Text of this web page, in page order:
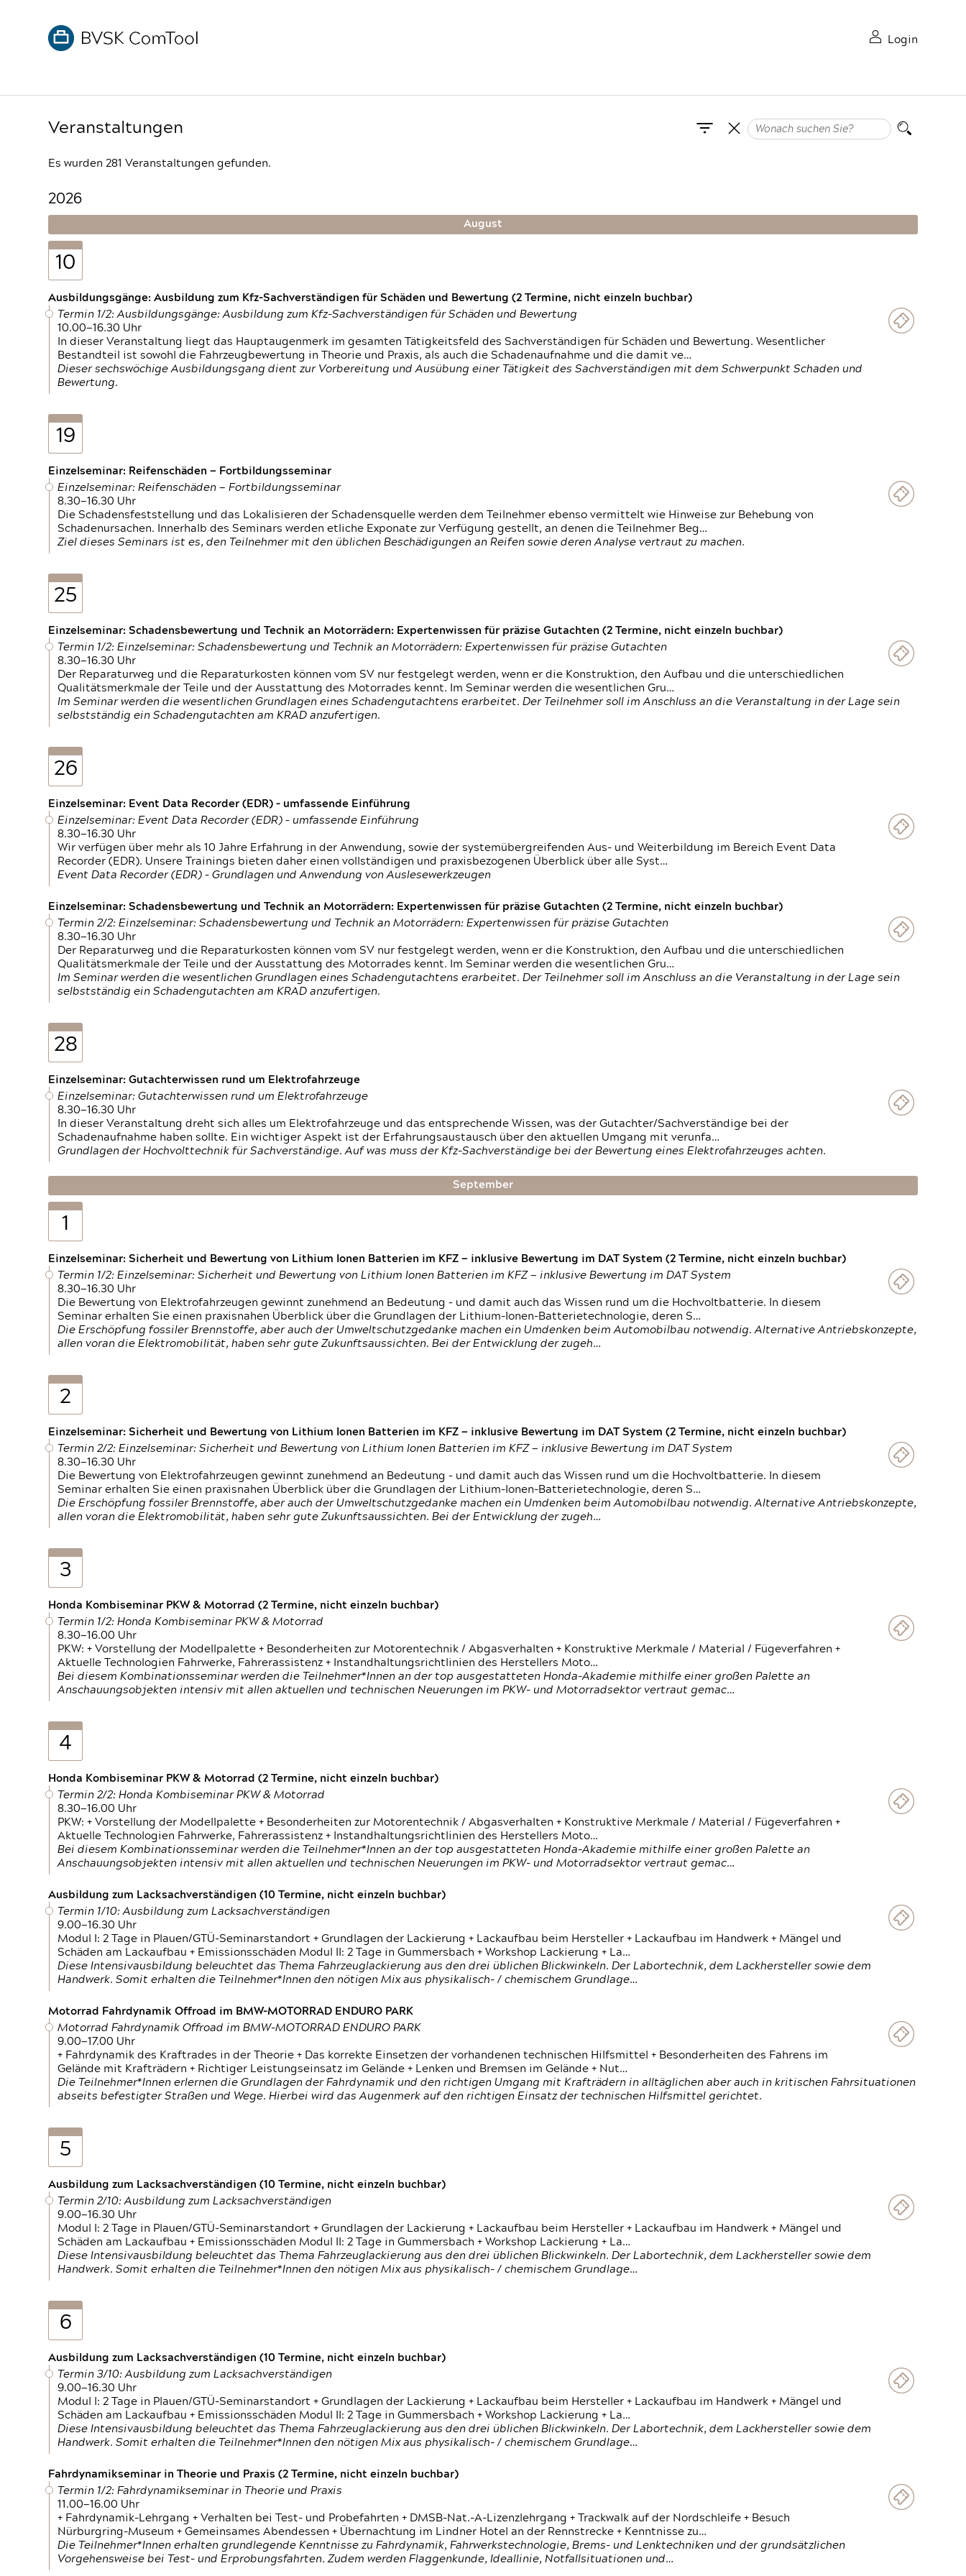
Login
Veranstaltungen
Es wurden 281 Veranstaltungen gefunden.
2026
August
10
Ausbildungsgänge: Ausbildung zum Kfz-Sachverständigen für Schäden und Bewertung (2 Termine, nicht einzeln buchbar)
Termin 1/2: Ausbildungsgänge: Ausbildung zum Kfz-Sachverständigen für Schäden und Bewertung
10.00—16.30 Uhr
In dieser Veranstaltung liegt das Hauptaugenmerk im gesamten Tätigkeitsfeld des Sachverständigen für Schäden und Bewertung. Wesentlicher
Bestandteil ist sowohl die Fahrzeugbewertung in Theorie und Praxis, als auch die Schadenaufnahme und die damit ve…
Dieser sechswöchige Ausbildungsgang dient zur Vorbereitung und Ausübung einer Tätigkeit des Sachverständigen mit dem Schwerpunkt Schaden und
Bewertung.
19
Einzelseminar: Reifenschäden — Fortbildungsseminar
Einzelseminar: Reifenschäden — Fortbildungsseminar
8.30—16.30 Uhr
Die Schadensfeststellung und das Lokalisieren der Schadensquelle werden dem Teilnehmer ebenso vermittelt wie Hinweise zur Behebung von
Schadenursachen. Innerhalb des Seminars werden etliche Exponate zur Verfügung gestellt, an denen die Teilnehmer Beg…
Ziel dieses Seminars ist es, den Teilnehmer mit den üblichen Beschädigungen an Reifen sowie deren Analyse vertraut zu machen.
25
Einzelseminar: Schadensbewertung und Technik an Motorrädern: Expertenwissen für präzise Gutachten (2 Termine, nicht einzeln buchbar)
Termin 1/2: Einzelseminar: Schadensbewertung und Technik an Motorrädern: Expertenwissen für präzise Gutachten
8.30—16.30 Uhr
Der Reparaturweg und die Reparaturkosten können vom SV nur festgelegt werden, wenn er die Konstruktion, den Aufbau und die unterschiedlichen
Qualitätsmerkmale der Teile und der Ausstattung des Motorrades kennt. Im Seminar werden die wesentlichen Gru…
Im Seminar werden die wesentlichen Grundlagen eines Schadengutachtens erarbeitet. Der Teilnehmer soll im Anschluss an die Veranstaltung in der Lage sein
selbstständig ein Schadengutachten am KRAD anzufertigen.
26
Einzelseminar: Event Data Recorder (EDR) – umfassende Einführung
Einzelseminar: Event Data Recorder (EDR) – umfassende Einführung
8.30—16.30 Uhr
Wir verfügen über mehr als 10 Jahre Erfahrung in der Anwendung, sowie der systemübergreifenden Aus- und Weiterbildung im Bereich Event Data
Recorder (EDR). Unsere Trainings bieten daher einen vollständigen und praxisbezogenen Überblick über alle Syst…
Event Data Recorder (EDR) – Grundlagen und Anwendung von Auslesewerkzeugen
Einzelseminar: Schadensbewertung und Technik an Motorrädern: Expertenwissen für präzise Gutachten (2 Termine, nicht einzeln buchbar)
Termin 2/2: Einzelseminar: Schadensbewertung und Technik an Motorrädern: Expertenwissen für präzise Gutachten
8.30—16.30 Uhr
Der Reparaturweg und die Reparaturkosten können vom SV nur festgelegt werden, wenn er die Konstruktion, den Aufbau und die unterschiedlichen
Qualitätsmerkmale der Teile und der Ausstattung des Motorrades kennt. Im Seminar werden die wesentlichen Gru…
Im Seminar werden die wesentlichen Grundlagen eines Schadengutachtens erarbeitet. Der Teilnehmer soll im Anschluss an die Veranstaltung in der Lage sein
selbstständig ein Schadengutachten am KRAD anzufertigen.
28
Einzelseminar: Gutachterwissen rund um Elektrofahrzeuge
Einzelseminar: Gutachterwissen rund um Elektrofahrzeuge
8.30—16.30 Uhr
In dieser Veranstaltung dreht sich alles um Elektrofahrzeuge und das entsprechende Wissen, was der Gutachter/Sachverständige bei der
Schadenaufnahme haben sollte. Ein wichtiger Aspekt ist der Erfahrungsaustausch über den aktuellen Umgang mit verunfa…
Grundlagen der Hochvolttechnik für Sachverständige. Auf was muss der Kfz-Sachverständige bei der Bewertung eines Elektrofahrzeuges achten.
September
1
Einzelseminar: Sicherheit und Bewertung von Lithium Ionen Batterien im KFZ — inklusive Bewertung im DAT System (2 Termine, nicht einzeln buchbar)
Termin 1/2: Einzelseminar: Sicherheit und Bewertung von Lithium Ionen Batterien im KFZ — inklusive Bewertung im DAT System
8.30—16.30 Uhr
Die Bewertung von Elektrofahrzeugen gewinnt zunehmend an Bedeutung – und damit auch das Wissen rund um die Hochvoltbatterie. In diesem
Seminar erhalten Sie einen praxisnahen Überblick über die Grundlagen der Lithium-Ionen-Batterietechnologie, deren S…
Die Erschöpfung fossiler Brennstoffe, aber auch der Umweltschutzgedanke machen ein Umdenken beim Automobilbau notwendig. Alternative Antriebskonzepte,
allen voran die Elektromobilität, haben sehr gute Zukunftsaussichten. Bei der Entwicklung der zugeh…
2
Einzelseminar: Sicherheit und Bewertung von Lithium Ionen Batterien im KFZ — inklusive Bewertung im DAT System (2 Termine, nicht einzeln buchbar)
Termin 2/2: Einzelseminar: Sicherheit und Bewertung von Lithium Ionen Batterien im KFZ — inklusive Bewertung im DAT System
8.30—16.30 Uhr
Die Bewertung von Elektrofahrzeugen gewinnt zunehmend an Bedeutung – und damit auch das Wissen rund um die Hochvoltbatterie. In diesem
Seminar erhalten Sie einen praxisnahen Überblick über die Grundlagen der Lithium-Ionen-Batterietechnologie, deren S…
Die Erschöpfung fossiler Brennstoffe, aber auch der Umweltschutzgedanke machen ein Umdenken beim Automobilbau notwendig. Alternative Antriebskonzepte,
allen voran die Elektromobilität, haben sehr gute Zukunftsaussichten. Bei der Entwicklung der zugeh…
3
Honda Kombiseminar PKW & Motorrad (2 Termine, nicht einzeln buchbar)
Termin 1/2: Honda Kombiseminar PKW & Motorrad
8.30—16.00 Uhr
PKW: + Vorstellung der Modellpalette + Besonderheiten zur Motorentechnik / Abgasverhalten + Konstruktive Merkmale / Material / Fügeverfahren +
Aktuelle Technologien Fahrwerke, Fahrerassistenz + Instandhaltungsrichtlinien des Herstellers Moto…
Bei diesem Kombinationsseminar werden die Teilnehmer*Innen an der top ausgestatteten Honda-Akademie mithilfe einer großen Palette an
Anschauungsobjekten intensiv mit allen aktuellen und technischen Neuerungen im PKW- und Motorradsektor vertraut gemac…
4
Honda Kombiseminar PKW & Motorrad (2 Termine, nicht einzeln buchbar)
Termin 2/2: Honda Kombiseminar PKW & Motorrad
8.30—16.00 Uhr
PKW: + Vorstellung der Modellpalette + Besonderheiten zur Motorentechnik / Abgasverhalten + Konstruktive Merkmale / Material / Fügeverfahren +
Aktuelle Technologien Fahrwerke, Fahrerassistenz + Instandhaltungsrichtlinien des Herstellers Moto…
Bei diesem Kombinationsseminar werden die Teilnehmer*Innen an der top ausgestatteten Honda-Akademie mithilfe einer großen Palette an
Anschauungsobjekten intensiv mit allen aktuellen und technischen Neuerungen im PKW- und Motorradsektor vertraut gemac…
Ausbildung zum Lacksachverständigen (10 Termine, nicht einzeln buchbar)
Termin 1/10: Ausbildung zum Lacksachverständigen
9.00—16.30 Uhr
Modul I: 2 Tage in Plauen/GTÜ-Seminarstandort + Grundlagen der Lackierung + Lackaufbau beim Hersteller + Lackaufbau im Handwerk + Mängel und
Schäden am Lackaufbau + Emissionsschäden Modul II: 2 Tage in Gummersbach + Workshop Lackierung + La…
Diese Intensivausbildung beleuchtet das Thema Fahrzeuglackierung aus den drei üblichen Blickwinkeln. Der Labortechnik, dem Lackhersteller sowie dem
Handwerk. Somit erhalten die Teilnehmer*Innen den nötigen Mix aus physikalisch- / chemischem Grundlage…
Motorrad Fahrdynamik Offroad im BMW-MOTORRAD ENDURO PARK
Motorrad Fahrdynamik Offroad im BMW-MOTORRAD ENDURO PARK
9.00—17.00 Uhr
+ Fahrdynamik des Kraftrades in der Theorie + Das korrekte Einsetzen der vorhandenen technischen Hilfsmittel + Besonderheiten des Fahrens im
Gelände mit Krafträdern + Richtiger Leistungseinsatz im Gelände + Lenken und Bremsen im Gelände + Nut…
Die Teilnehmer*Innen erlernen die Grundlagen der Fahrdynamik und den richtigen Umgang mit Krafträdern in alltäglichen aber auch in kritischen Fahrsituationen
abseits befestigter Straßen und Wege. Hierbei wird das Augenmerk auf den richtigen Einsatz der technischen Hilfsmittel gerichtet.
5
Ausbildung zum Lacksachverständigen (10 Termine, nicht einzeln buchbar)
Termin 2/10: Ausbildung zum Lacksachverständigen
9.00—16.30 Uhr
Modul I: 2 Tage in Plauen/GTÜ-Seminarstandort + Grundlagen der Lackierung + Lackaufbau beim Hersteller + Lackaufbau im Handwerk + Mängel und
Schäden am Lackaufbau + Emissionsschäden Modul II: 2 Tage in Gummersbach + Workshop Lackierung + La…
Diese Intensivausbildung beleuchtet das Thema Fahrzeuglackierung aus den drei üblichen Blickwinkeln. Der Labortechnik, dem Lackhersteller sowie dem
Handwerk. Somit erhalten die Teilnehmer*Innen den nötigen Mix aus physikalisch- / chemischem Grundlage…
6
Ausbildung zum Lacksachverständigen (10 Termine, nicht einzeln buchbar)
Termin 3/10: Ausbildung zum Lacksachverständigen
9.00—16.30 Uhr
Modul I: 2 Tage in Plauen/GTÜ-Seminarstandort + Grundlagen der Lackierung + Lackaufbau beim Hersteller + Lackaufbau im Handwerk + Mängel und
Schäden am Lackaufbau + Emissionsschäden Modul II: 2 Tage in Gummersbach + Workshop Lackierung + La…
Diese Intensivausbildung beleuchtet das Thema Fahrzeuglackierung aus den drei üblichen Blickwinkeln. Der Labortechnik, dem Lackhersteller sowie dem
Handwerk. Somit erhalten die Teilnehmer*Innen den nötigen Mix aus physikalisch- / chemischem Grundlage…
Fahrdynamikseminar in Theorie und Praxis (2 Termine, nicht einzeln buchbar)
Termin 1/2: Fahrdynamikseminar in Theorie und Praxis
11.00—16.00 Uhr
+ Fahrdynamik-Lehrgang + Verhalten bei Test- und Probefahrten + DMSB-Nat.-A-Lizenzlehrgang + Trackwalk auf der Nordschleife + Besuch
Nürburgring-Museum + Gemeinsames Abendessen + Übernachtung im Lindner Hotel an der Rennstrecke + Kenntnisse zu…
Die Teilnehmer*Innen erhalten grundlegende Kenntnisse zu Fahrdynamik, Fahrwerkstechnologie, Brems- und Lenktechniken und der grundsätzlichen
Vorgehensweise bei Test- und Erprobungsfahrten. Zudem werden Flaggenkunde, Ideallinie, Notfallsituationen und…